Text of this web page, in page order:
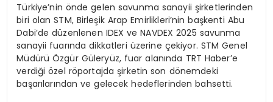
Türkiye’nin önde gelen savunma sanayii şirketlerinden
biri olan STM, Birleşik Arap Emirlikleri’nin başkenti Abu
Dabi’de düzenlenen IDEX ve NAVDEX 2025 savunma
sanayii fuarında dikkatleri üzerine çekiyor. STM Genel
Müdürü Özgür Güleryüz, fuar alanında TRT Haber’e
verdiği özel röportajda şirketin son dönemdeki
başarılarından ve gelecek hedeflerinden bahsetti.